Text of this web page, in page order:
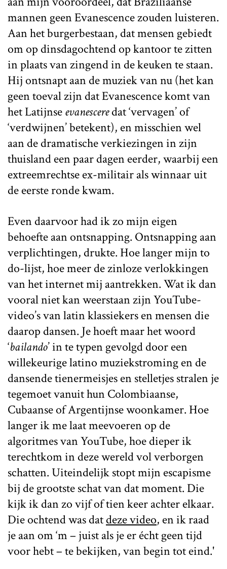
mannen geen Evanescence zouden luisteren.
Aan het burgerbestaan, dat mensen gebiedt
om op dinsdagochtend op kantoor te zitten
in plaats van zingend in de keuken te staan.
Hij ontsnapt aan de muziek van nu (het kan
geen toeval zijn dat Evanescence komt van
het Latijnseevanesceredat ‘vervagen’ of
‘verdwijnen’ betekent), en misschien wel
aan de dramatische verkiezingen in zijn
thuisland een paar dagen eerder, waarbij een
extreemrechtse ex-militair als winnaar uit
de eerste ronde kwam.
Even daarvoor had ik zo mijn eigen
behoefte aan ontsnapping. Ontsnapping aan
verplichtingen, drukte. Hoe langer mijn to
do-lijst, hoe meer de zinloze verlokkingen
van het internet mij aantrekken. Wat ik dan
vooral niet kan weerstaan zijn YouTube-
video’s van latin klassiekers en mensen die
daarop dansen. Je hoeft maar het woord
‘bailando’ in te typen gevolgd door een
willekeurige latino muziekstroming en de
dansende tienermeisjes en stelletjes stralen je
tegemoet vanuit hun Colombiaanse,
Cubaanse of Argentijnse woonkamer. Hoe
langer ik me laat meevoeren op de
algoritmes van YouTube, hoe dieper ik
terechtkom in deze wereld vol verborgen
schatten. Uiteindelijk stopt mijn escapisme
bij de grootste schat van dat moment. Die
kijk ik dan zo vijf of tien keer achter elkaar.
Die ochtend was datdeze video, en ik raad
je aan om ‘m – juist als je er écht geen tijd
voor hebt – te bekijken, van begin tot eind.'